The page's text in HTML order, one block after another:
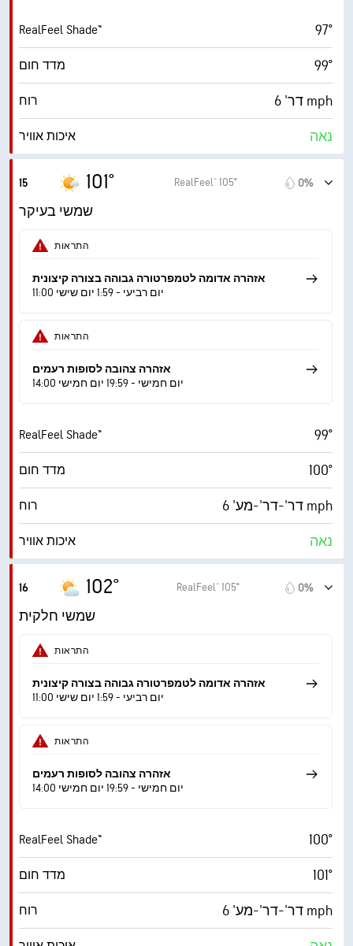
RealFeel Shade™ 97°
מדד חום 99°
רוח דר' 6 mph
איכות אוויר נאה
מדד UV מרבי
משב רוח
לחות
נקודת טל 58° F
ראות
15 101° RealFeel® 105° 0%
שמשי בעיקר
התראות
אזהרה אדומה לטמפרטורה גבוהה בצורה קיצונית
11:00 יום רביעי - 1:59 יום שישי
התראות
אזהרה צהובה לסופות רעמים
14:00 יום חמישי - 19:59 יום חמישי
RealFeel Shade™ 99°
מדד חום 100°
רוח דר'-דר'-מע' 6 mph
איכות אוויר נאה
מדד UV מרבי
משב רוח
לחות
נקודת טל 56° F
ראות
16 102° RealFeel® 105° 0%
שמשי חלקית
התראות
אזהרה אדומה לטמפרטורה גבוהה בצורה קיצונית
11:00 יום רביעי - 1:59 יום שישי
התראות
אזהרה צהובה לסופות רעמים
14:00 יום חמישי - 19:59 יום חמישי
RealFeel Shade™ 100°
מדד חום 101°
רוח דר'-דר'-מע' 6 mph